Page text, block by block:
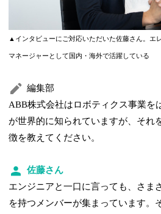
▲インタビューにご対応いただいた佐藤さん。エ
マネージャーとして国内・海外で活躍している
編集部
ABB株式会社はロボティクス事業を
が世界的に知られていますが、それ
徴を教えてください。
佐藤さん
エンジニアと一口に言っても、さま
を持つメンバーが集まっています。